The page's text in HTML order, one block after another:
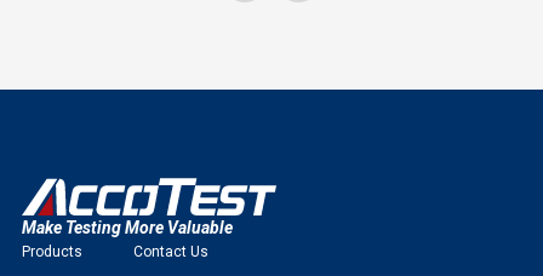
Make Testing More Valuable
Products Contact Us